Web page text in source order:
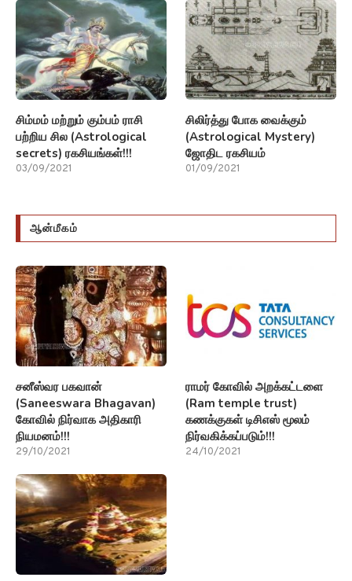
சிம்மம் மற்றும் கும்பம் ராசி
பற்றிய சில (Astrological
secrets) ரகசியங்கள்!!!
03/09/2021
சிலிர்த்து போக வைக்கும்
(Astrological Mystery)
ஜோதிட ரகசியம்
01/09/2021
ஆன்மீகம்
சனீஸ்வர பகவான்
(Saneeswara Bhagavan)
கோவில் நிர்வாக அதிகாரி
நியமனம்!!!
29/10/2021
ராமர் கோவில் அறக்கட்டளை
(Ram temple trust)
கணக்குகள் டிசிஎஸ் மூலம்
நிர்வகிக்கப்படும்!!!
24/10/2021